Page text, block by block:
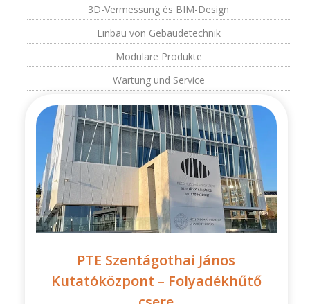
3D-Vermessung és BIM-Design
Einbau von Gebäudetechnik
Modulare Produkte
Wartung und Service
PTE Szentágothai János
Kutatóközpont – Folyadékhűtő